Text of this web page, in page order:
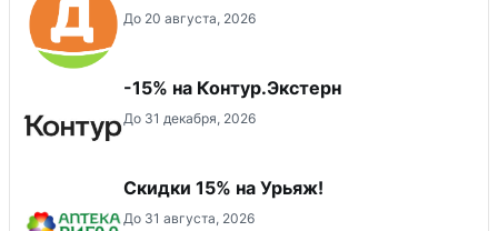
До 20 августа, 2026
-15% на Контур.Экстерн
До 31 декабря, 2026
Скидки 15% на Урьяж!
До 31 августа, 2026